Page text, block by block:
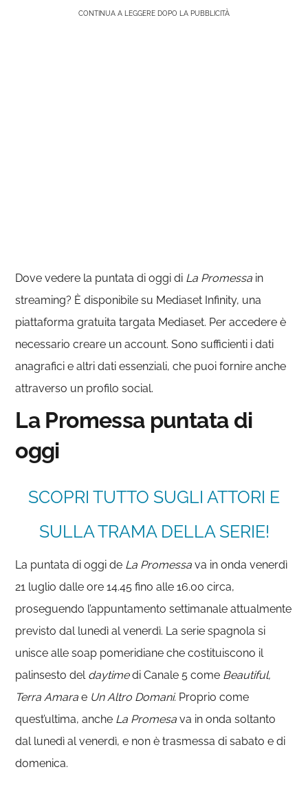
CONTINUA A LEGGERE DOPO LA PUBBLICITÀ
Dove vedere la puntata di oggi di La Promessa in
streaming? È disponibile su Mediaset Infinity, una
piattaforma gratuita targata Mediaset. Per accedere è
necessario creare un account. Sono sufficienti i dati
anagrafici e altri dati essenziali, che puoi fornire anche
attraverso un profilo social.
La Promessa puntata di
oggi
SCOPRI TUTTO SUGLI ATTORI E
SULLA TRAMA DELLA SERIE!
La puntata di oggi de La Promessa va in onda venerdì
21 luglio dalle ore 14.45 fino alle 16.00 circa,
proseguendo l’appuntamento settimanale attualmente
previsto dal lunedì al venerdì. La serie spagnola si
unisce alle soap pomeridiane che costituiscono il
palinsesto del daytimedi Canale 5 come Beautiful,
Terra Amara e Un Altro Domani. Proprio come
quest’ultima, anche La Promesa va in onda soltanto
dal lunedì al venerdì, e non è trasmessa di sabato e di
domenica.